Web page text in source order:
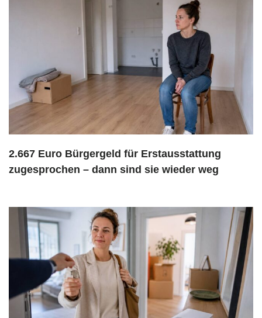
2.667 Euro Bürgergeld für Erstausstattung
zugesprochen – dann sind sie wieder weg